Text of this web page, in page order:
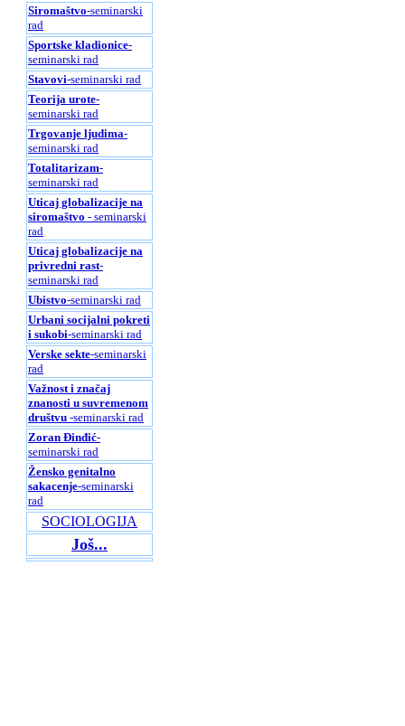
Siromaštvo-seminarski
rad
Sportske kladionice-
seminarski rad
Stavovi-seminarski rad
Teorija urote-
seminarski rad
Trgovanje ljudima-
seminarski rad
Totalitarizam-
seminarski rad
Uticaj globalizacije na
siromaštvo - seminarski
rad
Uticaj globalizacije na
privredni rast-
seminarski rad
Ubistvo-seminarski rad
Urbani socijalni pokreti
i sukobi-seminarski rad
Verske sekte-seminarski
rad
Važnost i značaj
znanosti u suvremenom
društvu -seminarski rad
Zoran Đinđić-
seminarski rad
Žensko genitalno
sakacenje-seminarski
rad
SOCIOLOGIJA
Još...